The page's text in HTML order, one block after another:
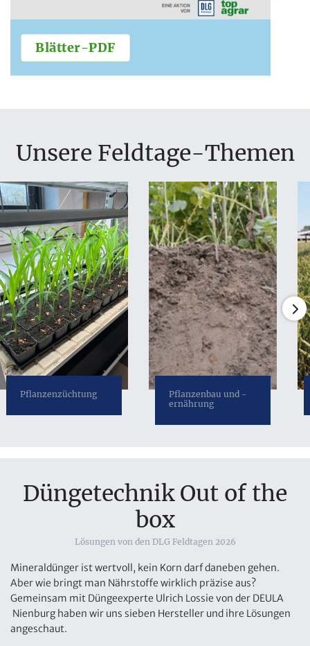
Blätter-PDF
Unsere Feldtage-Themen
Pflanzenzüchtung
Pflanzenbau und -
ernährung
Düngetechnik Out of the
box
Lösungen von den DLG Feldtagen 2026
Mineraldünger ist wertvoll, kein Korn darf daneben gehen.
Aber wie bringt man Nährstoffe wirklich präzise aus?
Gemeinsam mit Düngeexperte Ulrich Lossie von der DEULA
Nienburg haben wir uns sieben Hersteller und ihre Lösungen
angeschaut.